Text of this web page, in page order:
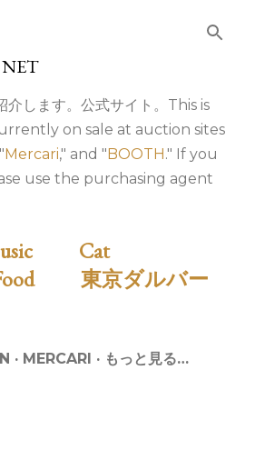
メイン コンテンツに移動
介します。公式サイト。This is
on sale at auction sites
Mercari," and "BOOTH." If you
use the purchasing agent
Cat
東京ダルバー
MERCARI もっと見る…